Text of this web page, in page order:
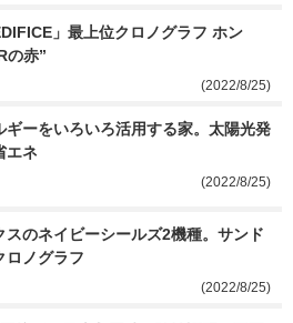
」最上位クロノグラフ ホン
の赤”
(2022/8/25)
ギーをいろいろ活用する家。太陽光発
エネ
(2022/8/25)
スのネイビーシールズ2機種。サンド
ロノグラフ
(2022/8/25)